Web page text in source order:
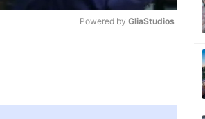
Powered by GliaStudios